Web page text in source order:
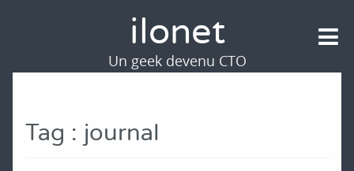
Tag : journal
ilonet
Un geek devenu CTO